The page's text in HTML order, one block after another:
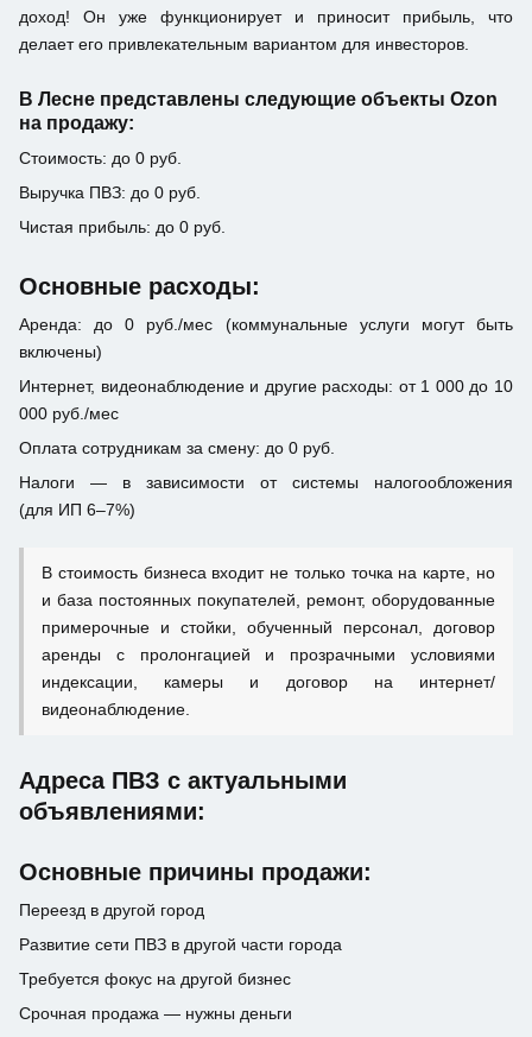
доход! Он уже функционирует и приносит прибыль, что
делает его привлекательным вариантом для инвесторов.
В Лесне представлены следующие объекты Ozon
на продажу:
Стоимость: до 0 руб.
Выручка ПВЗ: до 0 руб.
Чистая прибыль: до 0 руб.
Основные расходы:
Аренда: до 0 руб./мес (коммунальные услуги могут быть
включены)
Интернет, видеонаблюдение и другие расходы: от 1 000 до 10
000 руб./мес
Оплата сотрудникам за смену: до 0 руб.
Налоги — в зависимости от системы налогообложения
(для ИП 6–7%)
В стоимость бизнеса входит не только точка на карте, но
и база постоянных покупателей, ремонт, оборудованные
примерочные и стойки, обученный персонал, договор
аренды с пролонгацией и прозрачными условиями
индексации, камеры и договор на интернет/
видеонаблюдение.
Адреса ПВЗ с актуальными
объявлениями:
Основные причины продажи:
Переезд в другой город
Развитие сети ПВЗ в другой части города
Требуется фокус на другой бизнес
Срочная продажа — нужны деньги